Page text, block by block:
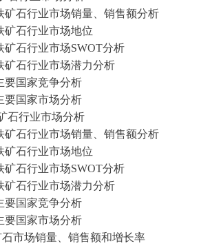
矿石行业市场销量、销售额分析
矿石行业市场地位
矿石行业市场SWOT分析
矿石行业市场潜力分析
要国家竞争分析
要国家市场分析
石行业市场分析
矿石行业市场销量、销售额分析
矿石行业市场地位
矿石行业市场SWOT分析
矿石行业市场潜力分析
要国家竞争分析
要国家市场分析
石市场销量、销售额和增长率